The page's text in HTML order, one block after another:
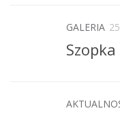
GALERIA